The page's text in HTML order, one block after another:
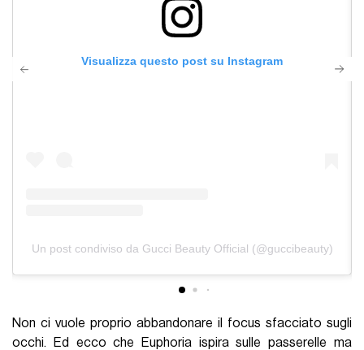
Visualizza questo post su Instagram
Un post condiviso da Gucci Beauty Official (@guccibeauty)
Non ci vuole proprio abbandonare il focus sfacciato sugli
occhi. Ed ecco che Euphoria ispira sulle passerelle ma